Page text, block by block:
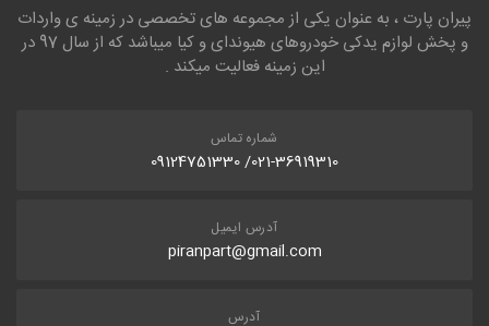
پیران پارت ، به عنوان یکی از مجموعه های تخصصی در زمینه ی واردات
و پخش لوازم یدکی خودروهای هیوندای و کیا میباشد که از سال 97 در
این زمینه فعالیت میکند .
شماره تماس
021-36919310/ 09124751330
آدرس ایمیل
piranpart@gmail.com
آدرس